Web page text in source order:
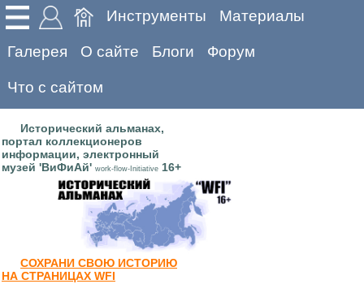
Инструменты Материалы
Галерея О сайте Блоги Форум
Что с сайтом
Исторический альманах,
портал коллекционеров
информации, электронный
музей 'ВиФиАй' work-flow-Initiative 16+
СОХРАНИ СВОЮ ИСТОРИЮ
НА СТРАНИЦАХ WFI